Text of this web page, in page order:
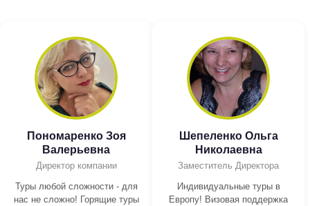
Пономаренко Зоя
Валерьевна
Директор компании
Туры любой сложности - для
нас не сложно! Горящие туры
Шепеленко Ольга
Николаевна
Заместитель Директора
Индивидуальные туры в
Европу! Визовая поддержка